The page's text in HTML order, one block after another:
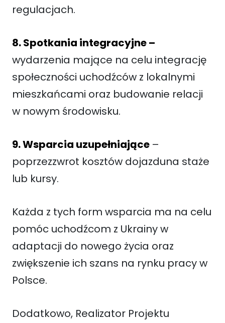
regulacjach.
8. Spotkania integracyjne –
wydarzenia mające na celu integrację
społeczności uchodźców z lokalnymi
mieszkańcami oraz budowanie relacji
w nowym środowisku.
9. Wsparcia uzupełniające –
poprzezzwrot kosztów dojazduna staże
lub kursy.
Każda z tych form wsparcia ma na celu
pomóc uchodźcom z Ukrainy w
adaptacji do nowego życia oraz
zwiększenie ich szans na rynku pracy w
Polsce.
Dodatkowo, Realizator Projektu